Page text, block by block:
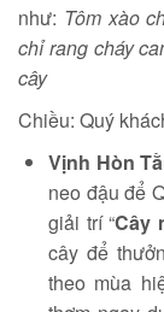
như: Tôm xào
chỉ rang cháy
cây
Chiều: Quý
Vịnh Hòn
neo đậu để
giải trí “Cây
cây để
theo mùa